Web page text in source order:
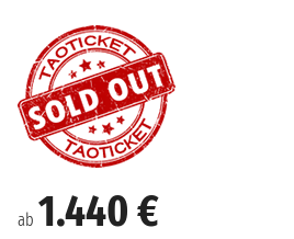
ab 1.440 €